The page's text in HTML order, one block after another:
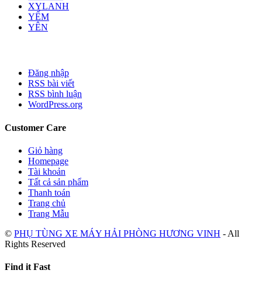
XYLANH
YẾM
YÊN
Đăng nhập
RSS bài viết
RSS bình luận
WordPress.org
Customer Care
Giỏ hàng
Homepage
Tài khoản
Tất cả sản phẩm
Thanh toán
Trang chủ
Trang Mẫu
© PHỤ TÙNG XE MÁY HẢI PHÒNG HƯƠNG VINH - All
Rights Reserved
Find it Fast